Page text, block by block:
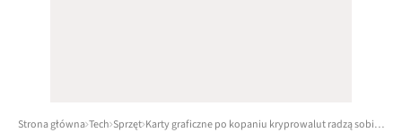
Strona główna Tech Sprzęt Karty graficzne po kopaniu kryprowalut radzą sobie gorzej w grach?